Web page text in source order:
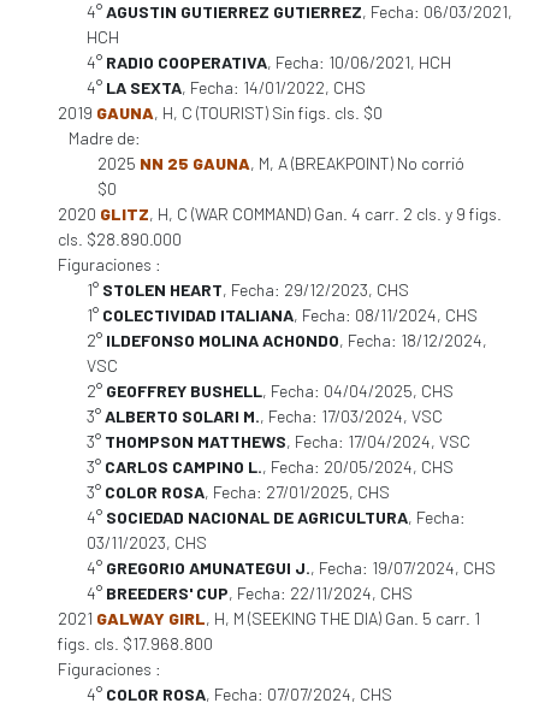
4°AGUSTIN GUTIERREZ GUTIERREZ, Fecha: 06/03/2021,
HCH
4° RADIO COOPERATIVA, Fecha: 10/06/2021, HCH
4° LA SEXTA, Fecha: 14/01/2022, CHS
2019 GAUNA, H, C (TOURIST) Sin figs. cls. $0
Madre de:
2025 NN 25 GAUNA, M, A (BREAKPOINT) No corrió
$0
2020 GLITZ, H, C (WAR COMMAND) Gan. 4 carr. 2 cls. y 9 figs.
cls. $28.890.000
Figuraciones :
1° STOLEN HEART, Fecha: 29/12/2023, CHS
1° COLECTIVIDAD ITALIANA, Fecha: 08/11/2024, CHS
2° ILDEFONSO MOLINA ACHONDO, Fecha: 18/12/2024,
VSC
2° GEOFFREY BUSHELL, Fecha: 04/04/2025, CHS
3°ALBERTO SOLARI M., Fecha: 17/03/2024, VSC
3° THOMPSON MATTHEWS, Fecha: 17/04/2024, VSC
3° CARLOS CAMPINO L., Fecha: 20/05/2024, CHS
3° COLOR ROSA, Fecha: 27/01/2025, CHS
4° SOCIEDAD NACIONAL DE AGRICULTURA, Fecha:
03/11/2023, CHS
4° GREGORIO AMUNATEGUI J., Fecha: 19/07/2024, CHS
4° BREEDERS' CUP, Fecha: 22/11/2024, CHS
2021 GALWAY GIRL, H, M (SEEKING THE DIA) Gan. 5 carr. 1
figs. cls. $17.968.800
Figuraciones :
4° COLOR ROSA, Fecha: 07/07/2024, CHS